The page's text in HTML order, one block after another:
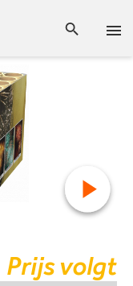
Prijs volgt